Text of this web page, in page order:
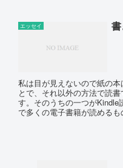
エッセイ
私は目が見えないので紙の
とで、それ以外の方法で読
す。そのうちの一つがKindle
で多くの電子書籍が読める